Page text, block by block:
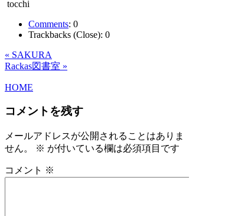
tocchi
Comments: 0
Trackbacks (Close): 0
« SAKURA
Rackas図書室 »
HOME
コメントを残す
メールアドレスが公開されることはありま
せん。
※ が付いている欄は必須項目です
コメント ※